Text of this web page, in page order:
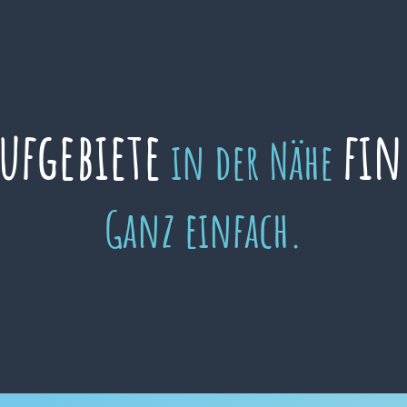
in der Nähe
Ganz einfach.